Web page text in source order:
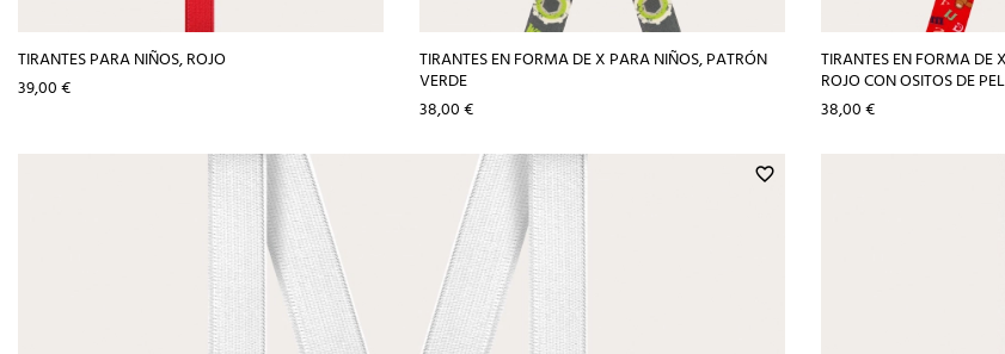
TIRANTES PARA NIÑOS, ROJO
Precio
39,00 €
TIRANTES EN FORMA DE X PARA NIÑOS, PATRÓN
VERDE
Precio
38,00 €
TIRANTES EN FORMA DE
ROJO CON OSITOS DE
Precio
38,00 €
favorite_border